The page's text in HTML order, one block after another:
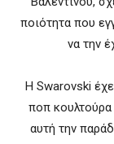
ποιότητα που
να την
Η Swarovski
ποπ κουλτούρα
αυτή την